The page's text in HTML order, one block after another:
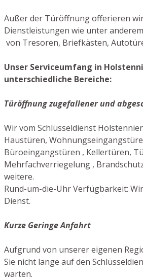
Außer der Türöffnung offerieren
Dienstleistungen wie unter
von Tresoren, Briefkästen,
Unser Serviceumfang in
unterschiedliche Bereiche:
Türöffnung zugefallener und
Wir vom Schlüsseldienst
Haustüren,
Büroeingangstüren , Kellertüren,
Mehrfachverriegelung ,
weitere.
Rund-um-die-Uhr Verfügbarkeit:
Dienst.
Kurze Geringe Anfahrt
Aufgrund von unserer eigenen
Sie nicht lange auf den
warten.